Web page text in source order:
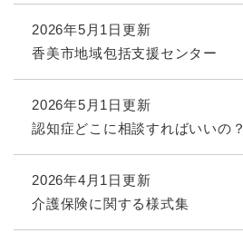
2026年5月1日更新
香美市地域包括支援センター
2026年5月1日更新
認知症どこに相談すればいいの？
2026年4月1日更新
介護保険に関する様式集